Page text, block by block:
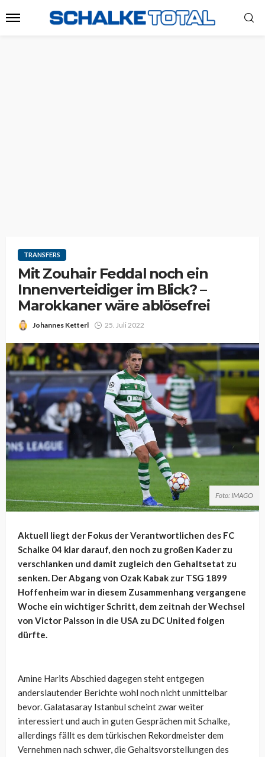
TRANSFERS
Mit Zouhair Feddal noch ein
Innenverteidiger im Blick? –
Marokkaner wäre ablösefrei
Johannes Ketterl 25. Juli 2022
Foto: IMAGO
Aktuell liegt der Fokus der Verantwortlichen des FC
Schalke 04 klar darauf, den noch zu großen Kader zu
verschlanken und damit zugleich den Gehaltsetat zu
senken. Der Abgang von Ozak Kabak zur TSG 1899
Hoffenheim war in diesem Zusammenhang vergangene
Woche ein wichtiger Schritt, dem zeitnah der Wechsel
von Victor Palsson in die USA zu DC United folgen
dürfte.
Amine Harits Abschied dagegen steht entgegen
anderslautender Berichte wohl noch nicht unmittelbar
bevor. Galatasaray Istanbul scheint zwar weiter
interessiert und auch in guten Gesprächen mit Schalke,
allerdings fällt es dem türkischen Rekordmeister dem
Vernehmen nach schwer, die Gehaltsvorstellungen des